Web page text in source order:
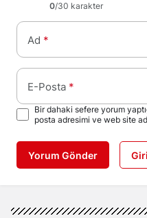
0/30 karakter
Ad *
E-Posta *
Bir dahaki sefere yorum
posta adresimi ve web site
Yorum Gönder